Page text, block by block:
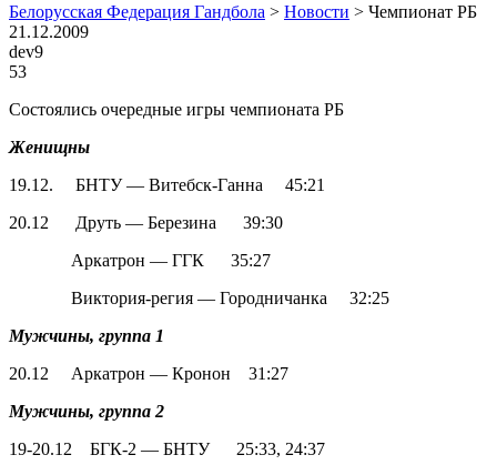
Белорусская Федерация Гандбола > Новости > Чемпионат РБ
21.12.2009
dev9
53
Состоялись очередные игры чемпионата РБ
Женищны
19.12. БНТУ — Витебск-Ганна 45:21
20.12 Друть — Березина 39:30
Аркатрон — ГГК 35:27
Виктория-регия — Городничанка 32:25
Мужчины, группа 1
20.12 Аркатрон — Кронон 31:27
Мужчины, группа 2
19-20.12 БГК-2 — БНТУ 25:33, 24:37